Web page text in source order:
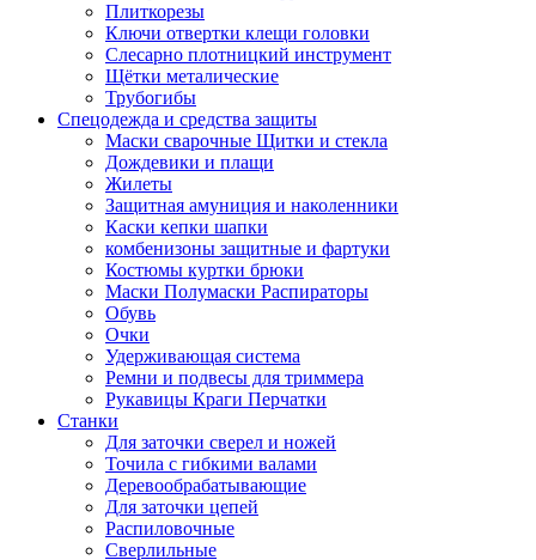
Плиткорезы
Ключи отвертки клещи головки
Слесарно плотницкий инструмент
Щётки металические
Трубогибы
Спецодежда и средства защиты
Маски сварочные Щитки и стекла
Дождевики и плащи
Жилеты
Защитная амуниция и наколенники
Каски кепки шапки
комбенизоны защитные и фартуки
Костюмы куртки брюки
Маски Полумаски Распираторы
Обувь
Очки
Удерживающая система
Ремни и подвесы для триммера
Рукавицы Краги Перчатки
Станки
Для заточки сверел и ножей
Точила с гибкими валами
Деревообрабатывающие
Для заточки цепей
Распиловочные
Сверлильные